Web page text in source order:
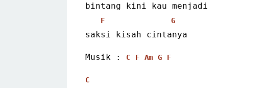
bintang kini kau menjadi
F G
saksi kisah cintanya
Musik : C F Am G F
C